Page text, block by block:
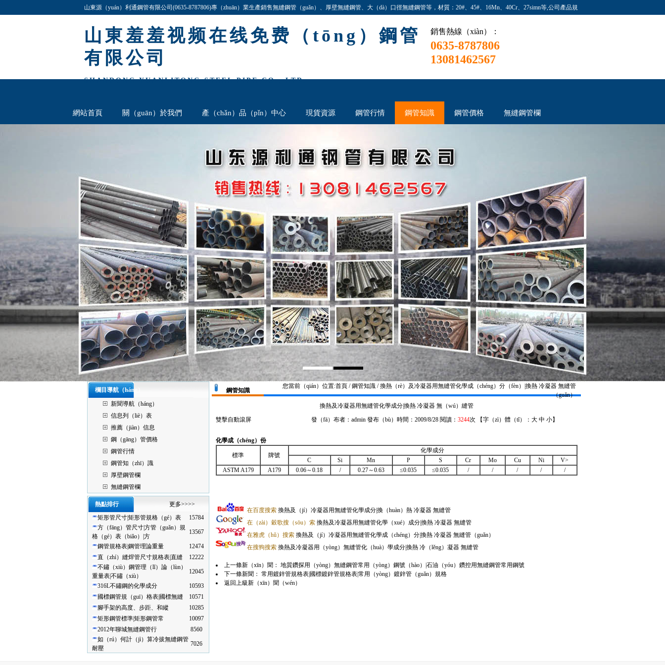
山東源（yuán）利通鋼管有限公司(0635-8787806)專（zhuān）業生產銷售無縫鋼管（guǎn）、厚壁無縫鋼管、大（dà）口徑無縫鋼管等，材質：20#、45#、16Mn、40Cr、27simn等,公司產品規
山東羞羞视频在线免费（tōng）鋼管
有限公司
SHANDONG YUANLITONG STEEL PIPE CO., LTD.
銷售熱線（xiàn）：
0635-8787806
13081462567
網站首頁 關（guān）於我們 產（chǎn）品（pǐn）中心 現貨資源 鋼管行情 鋼管知識 鋼管價格 無縫鋼管欄
欄目導航（háng）
新聞導航（háng）
信息列（liè）表
推薦（jiàn）信息
鋼（gāng）管價格
鋼管行情
鋼管知（zhī）識
厚壁鋼管欄
無縫鋼管欄
熱點排行
更多>>>>
矩形管尺寸|矩形管規格（gé）表
15784
方（fāng）管尺寸|方管（guǎn）規
格（gé）表（biǎo）|方
13567
鋼管規格表|鋼管理論重量
12474
直（zhí）縫焊管尺寸規格表|直縫
12222
不鏽（xiù）鋼管理（lǐ）論（lùn）
重量表|不鏽（xiù）
12045
316L不鏽鋼的化學成分
10593
國標鋼管規（guī）格表|國標無縫
10571
腳手架的高度、步距、和縱
10285
矩形鋼管標準|矩形鋼管常
10097
2012年聊城無縫鋼管行
8560
如（rú）何計（jì）算冷拔無縫鋼管
耐壓
7026
鋼管知識
您當前（qián）位置:首頁 / 鋼管知識 / 換熱（rè）及冷凝器用無縫管化學成（chéng）分（fèn）|換熱 冷凝器 無縫管
（guǎn）
換熱及冷凝器用無縫管化學成分|換熱 冷凝器 無（wú）縫管
雙擊自動滾屏
發（fā）布者：admin 發布（bù）時間：2009/8/28 閱讀： 3244次 【字（zì）體（tǐ）： 大 中 小】
化學成（chéng）份
標準 牌號
化學成分
C
Si Mn P S Cr Mo Cu Ni
V>
ASTM A179
A179 0.06～0.18 / 0.27～0.63 ≤0.035 ≤0.035 / / / / /
在百度搜索換熱及（jí）冷凝器用無縫管化學成分|換（huàn）熱 冷凝器 無縫管
在（zài）穀歌搜（sōu）索換熱及冷凝器用無縫管化學（xué）成分|換熱 冷凝器 無縫管
在雅虎（hǔ）搜索換熱及（jí）冷凝器用無縫管化學成（chéng）分|換熱 冷凝器 無縫管（guǎn）
在搜狗搜索換熱及冷凝器用（yòng）無縫管化（huà）學成分|換熱 冷（lěng）凝器 無縫管
上一條新（xīn）聞： 地質鑽探用（yòng）無縫鋼管常用（yòng）鋼號（hào）|石油（yóu）鑽控用無縫鋼管常用鋼號
下一條新聞： 常用鍍鋅管規格表|國標鍍鋅管規格表|常用（yòng）鍍鋅管（guǎn）規格
返回上級新（xīn）聞（wén）